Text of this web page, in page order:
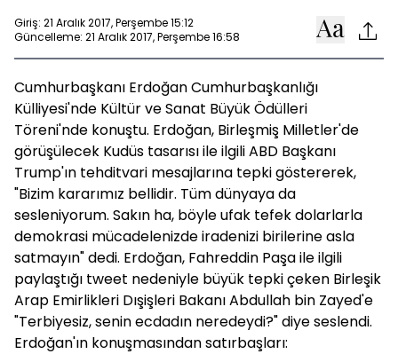
Giriş: 21 Aralık 2017, Perşembe 15:12
Güncelleme: 21 Aralık 2017, Perşembe 16:58
Cumhurbaşkanı Erdoğan Cumhurbaşkanlığı
Külliyesi'nde Kültür ve Sanat Büyük Ödülleri
Töreni'nde konuştu. Erdoğan, Birleşmiş Milletler'de
görüşülecek Kudüs tasarısı ile ilgili ABD Başkanı
Trump'ın tehditvari mesajlarına tepki göstererek,
"Bizim kararımız bellidir. Tüm dünyaya da
sesleniyorum. Sakın ha, böyle ufak tefek dolarlarla
demokrasi mücadelenizde iradenizi birilerine asla
satmayın" dedi. Erdoğan, Fahreddin Paşa ile ilgili
paylaştığı tweet nedeniyle büyük tepki çeken Birleşik
Arap Emirlikleri Dışişleri Bakanı Abdullah bin Zayed'e
"Terbiyesiz, senin ecdadın neredeydi?" diye seslendi.
Erdoğan'ın konuşmasından satırbaşları: